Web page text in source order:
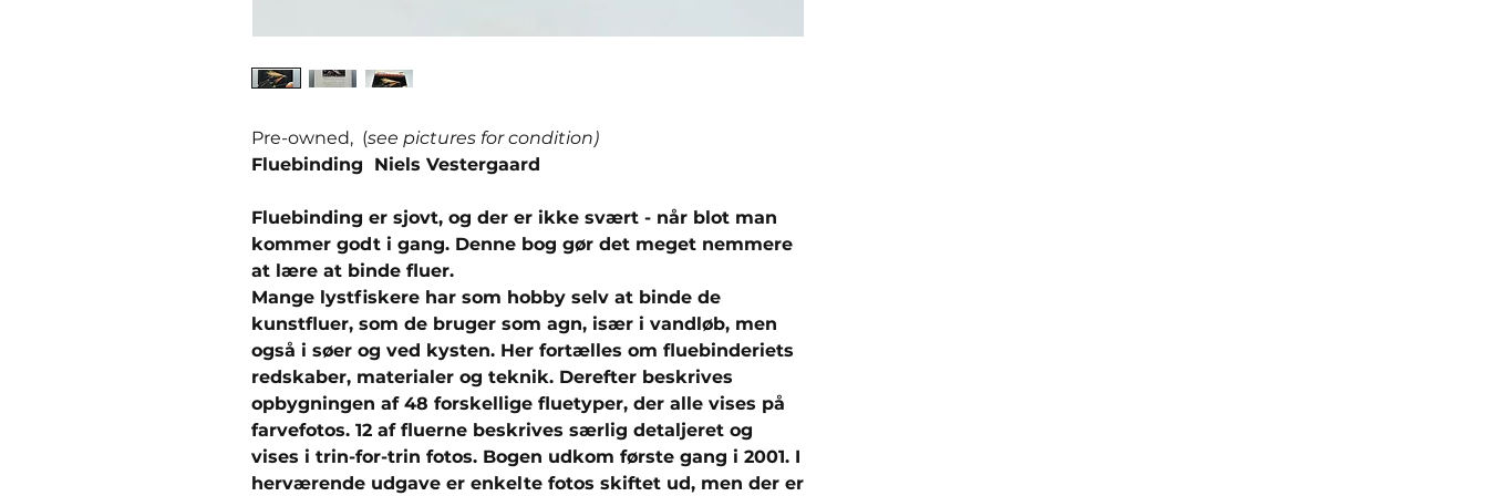
Pre-owned, (see pictures for condition)
Fluebinding Niels Vestergaard
Fluebinding er sjovt, og der er ikke svært - når blot man
kommer godt i gang. Denne bog gør det meget nemmere
at lære at binde fluer.
Mange lystfiskere har som hobby selv at binde de
kunstfluer, som de bruger som agn, især i vandløb, men
også i søer og ved kysten. Her fortælles om fluebinderiets
redskaber, materialer og teknik. Derefter beskrives
opbygningen af 48 forskellige fluetyper, der alle vises på
farvefotos. 12 af fluerne beskrives særlig detaljeret og
vises i trin-for-trin fotos. Bogen udkom første gang i 2001. I
herværende udgave er enkelte fotos skiftet ud, men der er